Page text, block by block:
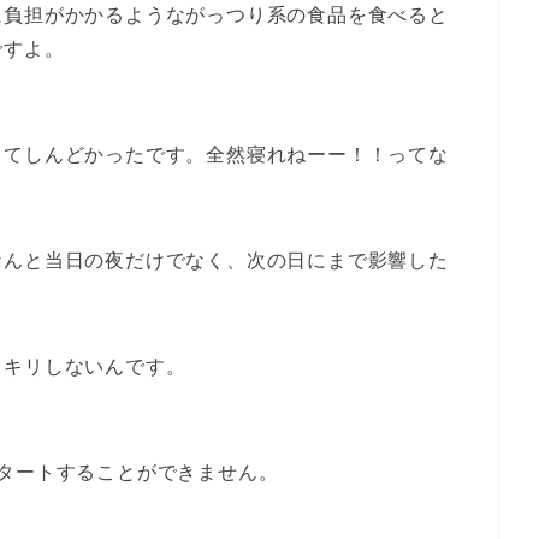
担がかかるようながっつり系の食品を食べると
よ。
しんどかったです。全然寝れねーー！！ってな
と当日の夜だけでなく、次の日にまで影響した
リしないんです。
トすることができません。